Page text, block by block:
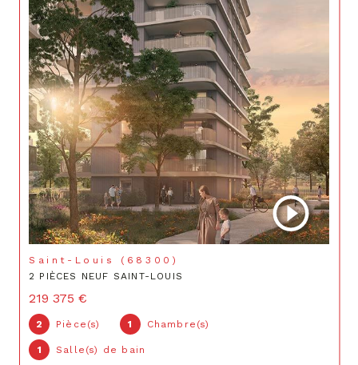
Saint-Louis (68300)
2 PIÈCES NEUF SAINT-LOUIS
219 375 €
2 Pièce(s) 1 Chambre(s)
1 Salle(s) de bain